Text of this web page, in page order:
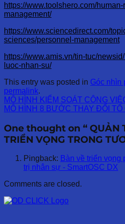
https://www.toolshero.com/
management/
https://www.sciencedirect.com/
sciences/personnel-management
https://www.amis.vn/tin-tuc/
luoc-nhan-su/
This entry was posted in Góc nhìn
permalink.
MÔ HÌNH KIỂM SOÁT CÔNG
MÔ HÌNH 8 BƯỚC THAY ĐỔI
One thought on “ QUẢN
TRIỂN VỌNG TRONG
Pingback: Bàn về triển vọng
trị nhân sự - SmartOSC DX
Comments are closed.